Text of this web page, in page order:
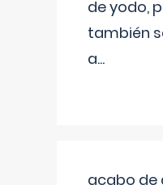
de yodo,
también
a...
acabo de